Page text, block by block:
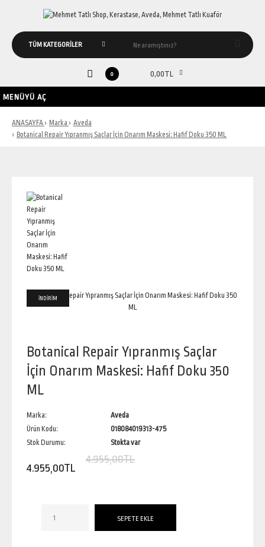
0 0,00TL
MENÜYÜ AÇ
ANASAYFA Marka
Aveda
Botanical Repair Yıpranmış Saçlar İçin Onarım Maskesi: Hafif Doku 350 ML
İNDİRİM
Botanical Repair Yıpranmış Saçlar
İçin Onarım Maskesi: Hafif Doku 350
ML
Marka:
Aveda
Ürün Kodu:
018084019313-475
Stok Durumu:
Stokta var
4.955,00TL
4.955,00TL